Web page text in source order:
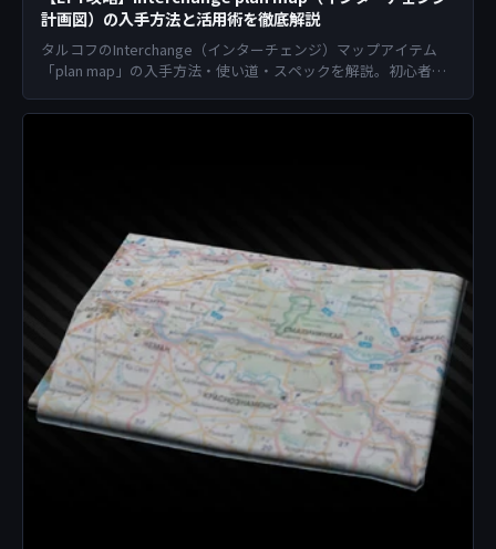
計画図）の入手方法と活用術を徹底解説
タルコフのInterchange（インターチェンジ）マップアイテム
「plan map」の入手方法・使い道・スペックを解説。初心者向